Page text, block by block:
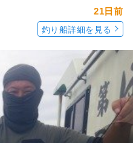
21日前
釣り船詳細を見る